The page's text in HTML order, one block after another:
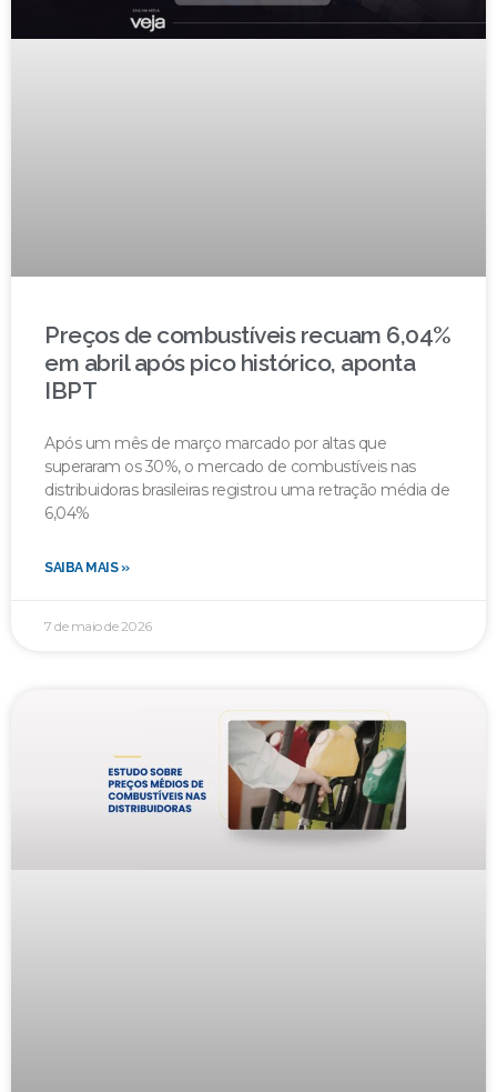
Preços de combustíveis recuam 6,04%
em abril após pico histórico, aponta
IBPT
Após um mês de março marcado por altas que
superaram os 30%, o mercado de combustíveis nas
distribuidoras brasileiras registrou uma retração média de
6,04%
SAIBA MAIS »
7 de maio de 2026